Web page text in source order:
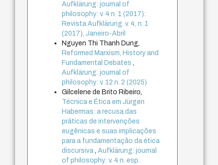
Aufklärung: journal of
philosophy: v. 4 n. 1 (2017):
Revista Aufklärung. v. 4, n. 1
(2017), Janeiro-Abril
Nguyen Thi Thanh Dung,
Reformed Marxism, History and
Fundamental Debates,
Aufklärung: journal of
philosophy: v. 12 n. 2 (2025)
Gilcelene de Brito Ribeiro,
Técnica e Ética em Jürgen
Habermas: a recusa das
práticas de intervenções
eugênicas e suas implicações
para a fundamentação da ética
discursiva,Aufklärung: journal
of philosophy: v. 4 n. esp.